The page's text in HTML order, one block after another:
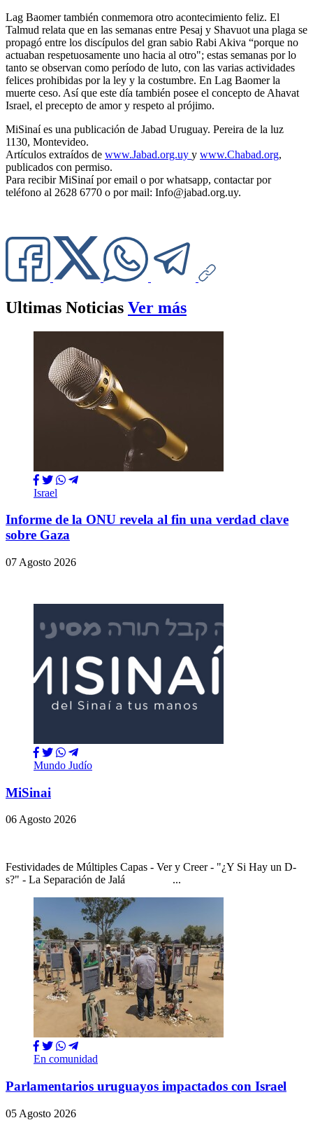
Lag Baomer también conmemora otro acontecimiento feliz. El
Talmud relata que en las semanas entre Pesaj y Shavuot una plaga se
propagó entre los discípulos del gran sabio Rabi Akiva “porque no
actuaban respetuosamente uno hacia al otro"; estas semanas por lo
tanto se observan como período de luto, con las varias actividades
felices prohibidas por la ley y la costumbre. En Lag Baomer la
muerte ceso. Así que este día también posee el concepto de Ahavat
Israel, el precepto de amor y respeto al prójimo.
MiSinaí es una publicación de Jabad Uruguay. Pereira de la luz
1130, Montevideo.
Artículos extraídos de www.Jabad.org.uy y www.Chabad.org,
publicados con permiso.
Para recibir MiSinaí por email o por whatsapp, contactar por
teléfono al 2628 6770 o por mail: Info@jabad.org.uy.
Ultimas Noticias Ver más
Israel
Informe de la ONU revela al fin una verdad clave
sobre Gaza
07 Agosto 2026
Mundo Judío
MiSinai
06 Agosto 2026
Festividades de Múltiples Capas - Ver y Creer - "¿Y Si Hay un D-
s?" - La Separación de Jalá ...
En comunidad
Parlamentarios uruguayos impactados con Israel
05 Agosto 2026